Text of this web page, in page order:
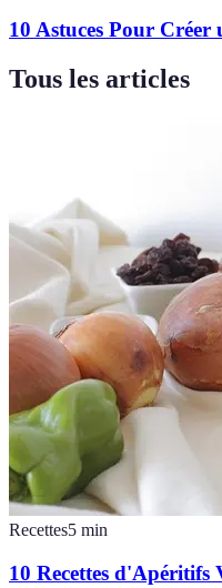
10 Astuces Pour
Tous les articles
Recettes5 min
10 Recettes d'Apéritifs